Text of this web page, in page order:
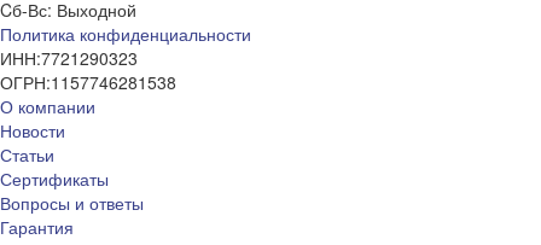
Cб-Вс: Выходной
Политика конфиденциальности
ИНН:7721290323
ОГРН:1157746281538
О компании
Новости
Статьи
Сертификаты
Вопросы и ответы
Гарантия